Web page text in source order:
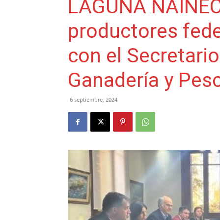
LAGUNA
productores
con el
Ganadería y
6 septiembre, 2024